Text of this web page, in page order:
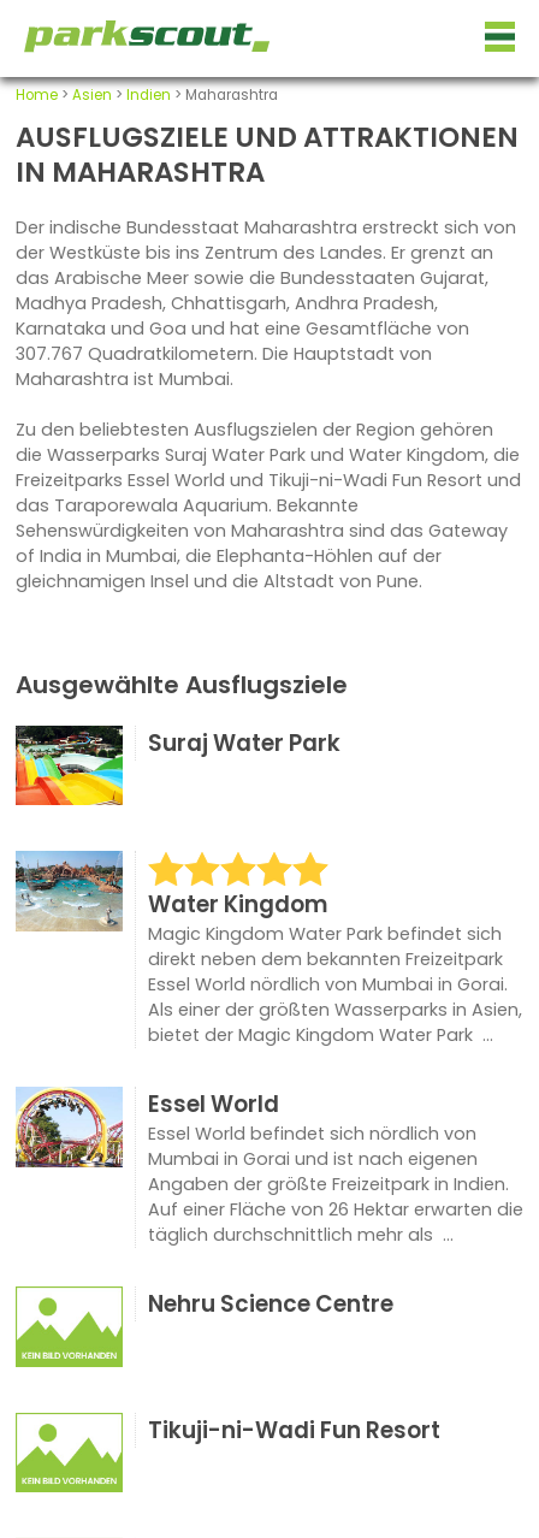
Home> Asien > Indien > Maharashtra
AUSFLUGSZIELE UND ATTRAKTIONEN
IN MAHARASHTRA
Der indische Bundesstaat Maharashtra erstreckt sich von
der Westküste bis ins Zentrum des Landes. Er grenzt an
das Arabische Meer sowie die Bundesstaaten Gujarat,
Madhya Pradesh, Chhattisgarh, Andhra Pradesh,
Karnataka und Goa und hat eine Gesamtfläche von
307.767 Quadratkilometern. Die Hauptstadt von
Maharashtra ist Mumbai.
Zu den beliebtesten Ausflugszielen der Region gehören
die Wasserparks Suraj Water Park und Water Kingdom, die
Freizeitparks Essel World und Tikuji-ni-Wadi Fun Resort und
das Taraporewala Aquarium. Bekannte
Sehenswürdigkeiten von Maharashtra sind das Gateway
of India in Mumbai, die Elephanta-Höhlen auf der
gleichnamigen Insel und die Altstadt von Pune.
Ausgewählte Ausflugsziele
Suraj Water Park
Water Kingdom
Magic Kingdom Water Park befindet sich
direkt neben dem bekannten Freizeitpark
Essel World nördlich von Mumbai in Gorai.
Als einer der größten Wasserparks in Asien,
bietet der Magic Kingdom Water Park ...
Essel World
Essel World befindet sich nördlich von
Mumbai in Gorai und ist nach eigenen
Angaben der größte Freizeitpark in Indien.
Auf einer Fläche von 26 Hektar erwarten die
täglich durchschnittlich mehr als ...
Nehru Science Centre
Tikuji-ni-Wadi Fun Resort